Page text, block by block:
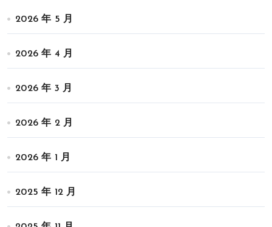
2026 年 5 月
2026 年 4 月
2026 年 3 月
2026 年 2 月
2026 年 1 月
2025 年 12 月